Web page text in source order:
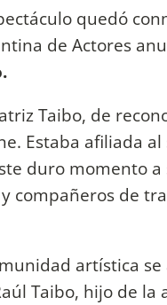
quedó
de Actores
Taibo, de
Estaba afiliada
duro momento
y compañeros de
artística
Taibo, hijo de la